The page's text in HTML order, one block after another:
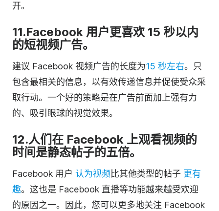
开。
11.Facebook 用户更喜欢 15 秒以内
的短视频广告。
建议 Facebook 视频广告的长度为15 秒左右。只
包含最相关的信息，以有效传递信息并促使受众采
取行动。一个好的策略是在广告前面加上强有力
的、吸引眼球的视觉效果。
12.人们在 Facebook 上观看视频的
时间是静态帖子的五倍。
Facebook 用户 认为视频比其他类型的帖子 更有
趣。这也是 Facebook 直播等功能越来越受欢迎
的原因之一。因此，您可以更多地关注 Facebook